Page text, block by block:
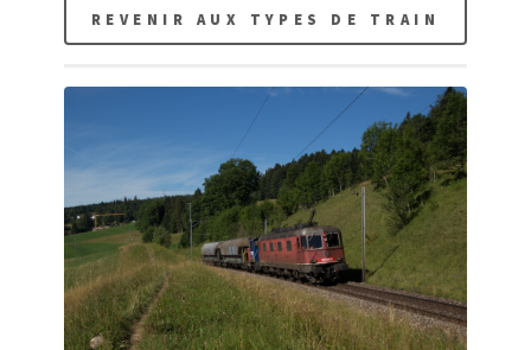
REVENIR AUX TYPES DE TRAIN